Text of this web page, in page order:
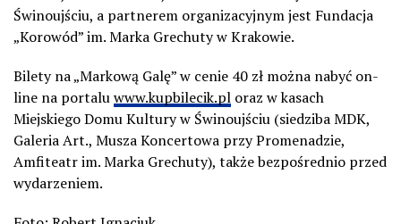
Świnoujściu, a partnerem organizacyjnym jest Fundacja
„Korowód” im. Marka Grechuty w Krakowie.
Bilety na „Markową Galę” w cenie 40 zł można nabyć on-
line na portaluwww.kupbilecik.pl oraz w kasach
Miejskiego Domu Kultury w Świnoujściu (siedziba MDK,
Galeria Art., Musza Koncertowa przy Promenadzie,
Amfiteatr im. Marka Grechuty), także bezpośrednio przed
wydarzeniem.